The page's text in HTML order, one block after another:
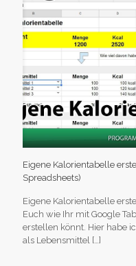
Eigene Kalorientabelle
Spreadsheets)
Eigene Kalorientabelle
Euch wie Ihr mit Google
erstellen könnt. Hier habe
als Lebensmittel […]